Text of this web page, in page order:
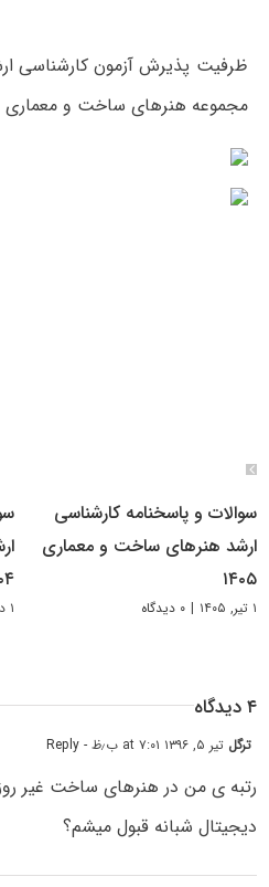
مجموعه هنرهای ساخت و
سوالات و پاسخنامه کارشناسی
ارشد هنرهای ساخت و معماری
۱۴۰۵
۱ تیر, ۱۴۰۵ | ۰ دیدگاه ۱ دی, ۱۴۰۳
۴ دیدگاه
ترگل تیر ۵, ۱۳۹۶ at ۷:۰۱ ب٫ظ - Reply
دیجیتال شبانه قبول میشم؟